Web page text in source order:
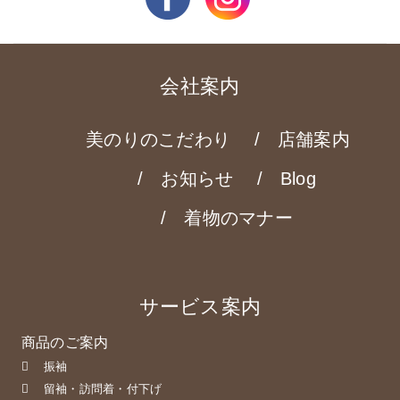
会社案内
美のりのこだわり
店舗案内
お知らせ
Blog
着物のマナー
サービス案内
商品のご案内
振袖
留袖・訪問着・付下げ